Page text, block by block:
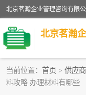
北京茗瀚
当前位置： 首页 > 供应
料攻略 办理材料有哪些
烟道清洗资质